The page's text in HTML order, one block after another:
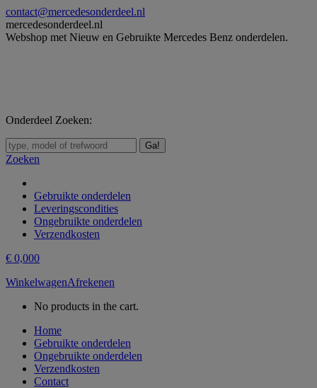
Skip
to
content
contact@mercedesonderdeel.nl
mercedesonderdeel.nl
Webshop met Nieuw en Gebruikte Mercedes Benz onderdelen.
Onderdeel Zoeken:
Zoeken:
Zoeken
Gebruikte onderdelen
Leveringscondities
Ongebruikte onderdelen
Verzendkosten
€ 0,000
WinkelwagenAfrekenen
No products in the cart.
Home
Gebruikte onderdelen
Ongebruikte onderdelen
Verzendkosten
Contact